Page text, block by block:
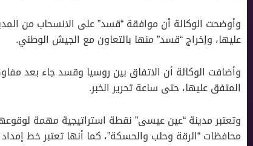
وأوضحت الوكالة أن موافقة “قسد” على الانسحاب من
عليها، وإخراج “قسد” منها بالتعاون مع الجيش الوطني.
وأضافت الوكالة أن الاتفاق بين روسيا وقسد جاء بعد
المتفق عليها، حتى ساعة تحرير الخبر.
محافظات “الرقة وحلب والحسكة”، كما أنها تعتبر خط